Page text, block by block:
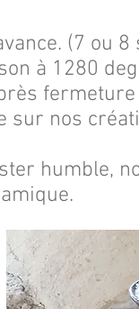
(7 ou 8
à 1280
fermeture
sur nos
humble,